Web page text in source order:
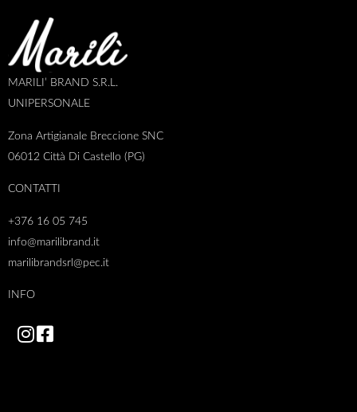
MARILI’ BRAND S.R.L.
UNIPERSONALE
Zona Artigianale Breccione SNC
06012 Città Di Castello (PG)
CONTATTI
+376 16 05 745
info@marilibrand.it
marilibrandsrl@pec.it
INFO